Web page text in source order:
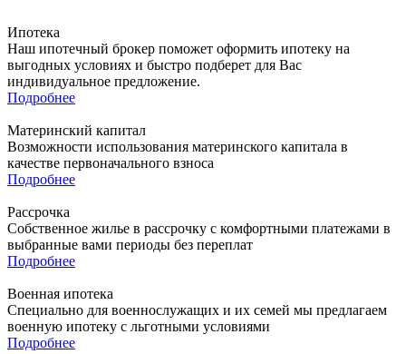
Ипотека
Наш ипотечный брокер поможет оформить ипотеку на
выгодных условиях и быстро подберет для Вас
индивидуальное предложение.
Подробнее
Материнский капитал
Возможности использования материнского капитала в
качестве первоначального взноса
Подробнее
Рассрочка
Собственное жилье в рассрочку с комфортными платежами в
выбранные вами периоды без переплат
Подробнее
Военная ипотека
Специально для военнослужащих и их семей мы предлагаем
военную ипотеку с льготными условиями
Подробнее